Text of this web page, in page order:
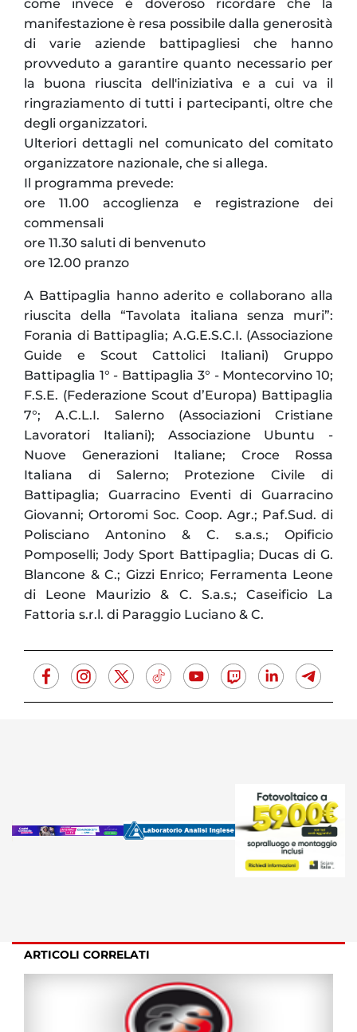
come invece è doveroso ricordare che la
manifestazione è resa possibile dalla generosità
di varie aziende battipagliesi che hanno
provveduto a garantire quanto necessario per
la buona riuscita dell'iniziativa e a cui va il
ringraziamento di tutti i partecipanti, oltre che
degli organizzatori.
Ulteriori dettagli nel comunicato del comitato
organizzatore nazionale, che si allega.
Il programma prevede:
ore 11.00 accoglienza e registrazione dei
commensali
ore 11.30 saluti di benvenuto
ore 12.00 pranzo
A Battipaglia hanno aderito e collaborano alla
riuscita della “Tavolata italiana senza muri”:
Forania di Battipaglia; A.G.E.S.C.I. (Associazione
Guide e Scout Cattolici Italiani) Gruppo
Battipaglia 1° - Battipaglia 3° - Montecorvino 10;
F.S.E. (Federazione Scout d’Europa) Battipaglia
7°; A.C.L.I. Salerno (Associazioni Cristiane
Lavoratori Italiani); Associazione Ubuntu -
Nuove Generazioni Italiane; Croce Rossa
Italiana di Salerno; Protezione Civile di
Battipaglia; Guarracino Eventi di Guarracino
Giovanni; Ortoromi Soc. Coop. Agr.; Paf.Sud. di
Polisciano Antonino & C. s.a.s.; Opificio
Pomposelli; Jody Sport Battipaglia; Ducas di G.
Blancone & C.; Gizzi Enrico; Ferramenta Leone
di Leone Maurizio & C. S.a.s.; Caseificio La
Fattoria s.r.l. di Paraggio Luciano & C.
ARTICOLI CORRELATI